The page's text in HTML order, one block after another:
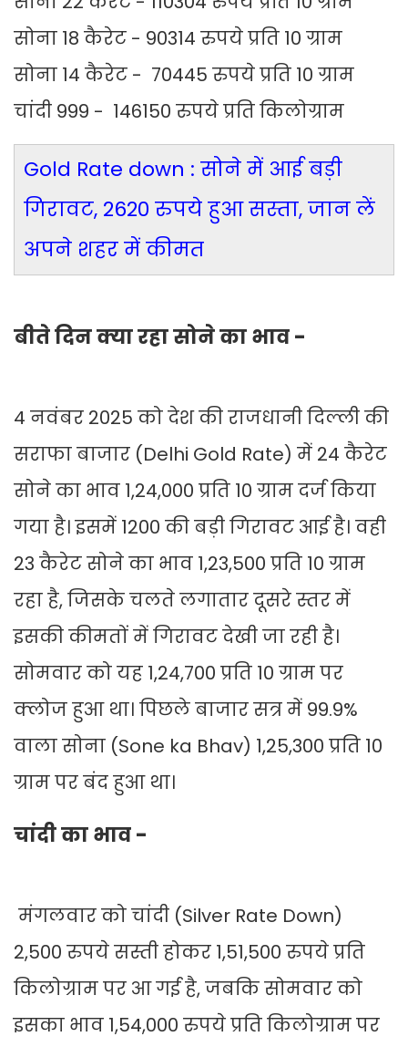
सोना 18 कैरेट - 90314 रुपये प्रति 10 ग्राम
सोना 14 कैरेट - 70445 रुपये प्रति 10 ग्राम
चांदी 999 - 146150 रुपये प्रति किलोग्राम
Gold Rate down : सोने में आई बड़ी
गिरावट, 2620 रुपये हुआ सस्ता, जान लें
अपने शहर में कीमत
बीते दिन क्या रहा सोने का भाव -
4 नवंबर 2025 को देश की राजधानी दिल्ली की
सराफा बाजार (Delhi Gold Rate) में 24 कैरेट
सोने का भाव 1,24,000 प्रति 10 ग्राम दर्ज किया
गया है। इसमें 1200 की बड़ी गिरावट आई है। वही
23 कैरेट सोने का भाव 1,23,500 प्रति 10 ग्राम
रहा है, जिसके चलते लगातार दूसरे स्तर में
इसकी कीमतों में गिरावट देखी जा रही है।
सोमवार को यह 1,24,700 प्रति 10 ग्राम पर
क्लोज हुआ था। पिछले बाजार सत्र में 99.9%
वाला सोना (Sone ka Bhav) 1,25,300 प्रति 10
ग्राम पर बंद हुआ था।
चांदी का भाव -
मंगलवार को चांदी (Silver Rate Down)
2,500 रुपये सस्ती होकर 1,51,500 रुपये प्रति
किलोग्राम पर आ गई है, जबकि सोमवार को
इसका भाव 1,54,000 रुपये प्रति किलोग्राम पर